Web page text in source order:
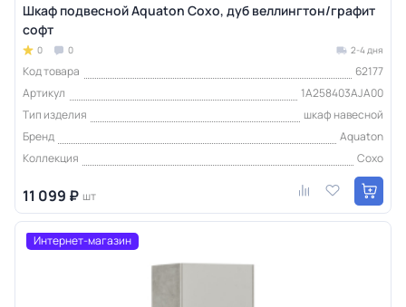
Шкаф подвесной Aquaton Сохо, дуб веллингтон/графит
софт
0 0 2-4 дня
Код товара
62177
Артикул
1A258403AJA00
Тип изделия
шкаф навесной
Бренд
Aquaton
Коллекция
Сохо
11 099 ₽ шт
Интернет-магазин